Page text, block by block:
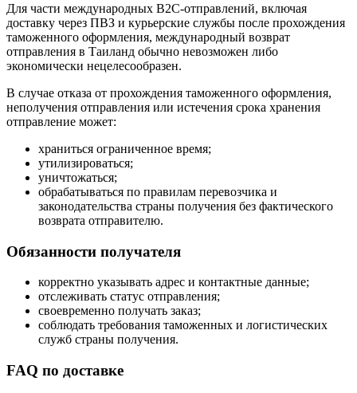
Для части международных B2C-отправлений, включая
доставку через ПВЗ и курьерские службы после прохождения
таможенного оформления, международный возврат
отправления в Таиланд обычно невозможен либо
экономически нецелесообразен.
В случае отказа от прохождения таможенного оформления,
неполучения отправления или истечения срока хранения
отправление может:
храниться ограниченное время;
утилизироваться;
уничтожаться;
обрабатываться по правилам перевозчика и
законодательства страны получения без фактического
возврата отправителю.
Обязанности получателя
корректно указывать адрес и контактные данные;
отслеживать статус отправления;
своевременно получать заказ;
соблюдать требования таможенных и логистических
служб страны получения.
FAQ по доставке